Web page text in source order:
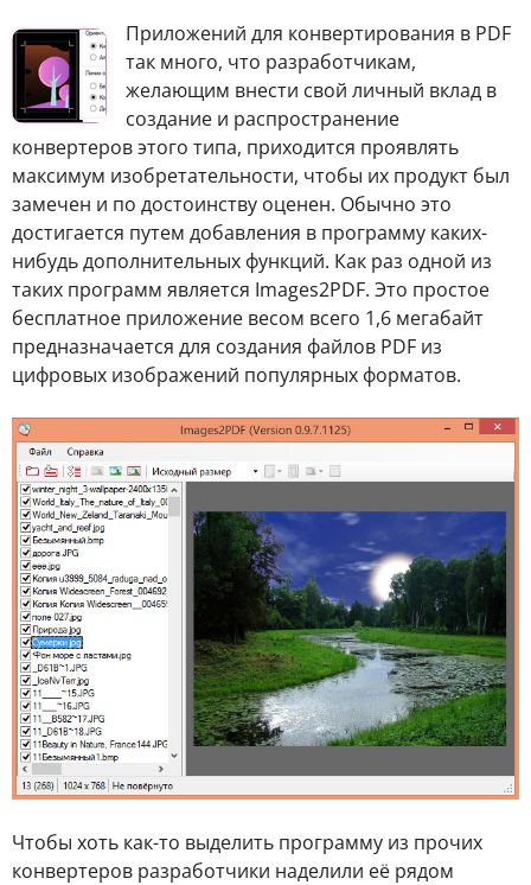
Приложений для конвертирования в PDF
так много, что разработчикам,
желающим внести свой личный вклад в
создание и распространение
конвертеров этого типа, приходится проявлять
максимум изобретательности, чтобы их продукт был
замечен и по достоинству оценен. Обычно это
достигается путем добавления в программу каких-
нибудь дополнительных функций. Как раз одной из
таких программ является Images2PDF. Это простое
бесплатное приложение весом всего 1,6 мегабайт
предназначается для создания файлов PDF из
цифровых изображений популярных форматов.
Чтобы хоть как-то выделить программу из прочих
конвертеров разработчики наделили её рядом